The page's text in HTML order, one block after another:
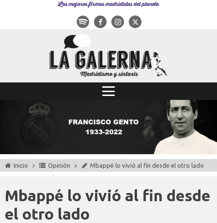
Las mejores firmas madridistas del planeta
Inicio Opinión Mbappé lo vivió al fin desde el otro lado
Mbappé lo vivió al fin desde
el otro lado